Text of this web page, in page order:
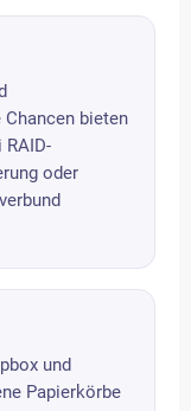
bieten
oder
und
Papierkörbe